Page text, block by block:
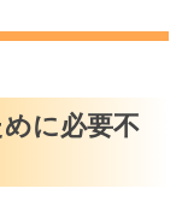
に必要不